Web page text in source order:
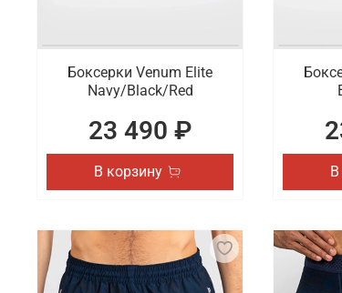
Боксерки Venum Elite
Navy/Black/Red
23 490 ₽
В корзину В